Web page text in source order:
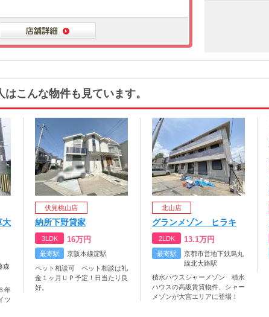
こんな物件も見ています。
大
森
年
ツ
伏見桃山店
納所下野貸家
3LDK 16万円
最寄駅
京阪本線淀駅
ペット相談可 ペット相談は礼
金１ヶ月ＵＰ予定！日当たり良
好。
北山店
グランメゾン ヒラキ
2LDK 13.1万円
最寄駅
京都市営地下鉄烏丸
線北大路駅
積水ハウスシャーメゾン 積水
ハウスの高級賃貸物件、シャー
メゾンが大宮エリアに登場！